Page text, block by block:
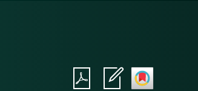
0